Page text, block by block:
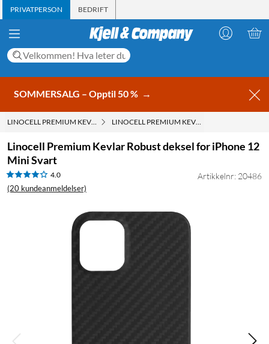
PRIVATPERSON BEDRIFT
SOMMERSALG – Opptil 50 % →
LINOCELL PREMIUM KEVLAR LINOCELL PREMIUM KEVLAR ROBUST
Linocell Premium Kevlar Robust deksel for iPhone 12
Mini Svart
4.0
(20 kundeanmeldelser)
Artikkelnr: 20486